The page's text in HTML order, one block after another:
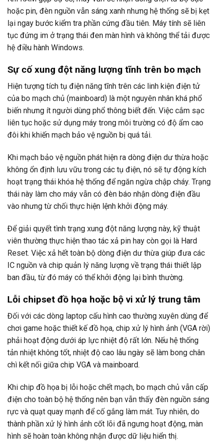
hoặc pin, đèn nguồn vẫn sáng xanh nhưng hệ thống sẽ bị kẹt
lại ngay bước kiểm tra phần cứng đầu tiên. Máy tính sẽ liên
tục đứng im ở trạng thái đen màn hình và không thể tải được
hệ điều hành Windows.
Sự cố xung đột năng lượng tĩnh trên bo mạch
Hiện tượng tích tụ điện năng tĩnh trên các linh kiện điện tử
của bo mạch chủ (mainboard) là một nguyên nhân khá phổ
biến nhưng ít người dùng phổ thông biết đến. Việc cắm sạc
liên tục hoặc sử dụng máy trong môi trường có độ ẩm cao
đôi khi khiến mạch bảo vệ nguồn bị quá tải.
Khi mạch bảo vệ nguồn phát hiện ra dòng điện dư thừa hoặc
không ổn định lưu vữu trong các tụ điện, nó sẽ tự động kích
hoạt trạng thái khóa hệ thống để ngăn ngừa chập cháy. Trạng
thái này làm cho máy vẫn có đèn báo nhận dòng điện đầu
vào nhưng từ chối thực hiện lệnh khởi động máy.
Để giải quyết tình trạng xung đột năng lượng này, kỹ thuật
viên thường thực hiện thao tác xả pin hay còn gọi là Hard
Reset. Việc xả hết toàn bộ dòng điện dư thừa giúp đưa các
IC nguồn và chip quản lý năng lượng về trạng thái thiết lập
ban đầu, từ đó máy có thể khởi động lại bình thường.
Lỗi chipset đồ họa hoặc bộ vi xử lý trung tâm
Đối với các dòng laptop cấu hình cao thường xuyên dùng để
chơi game hoặc thiết kế đồ họa, chip xử lý hình ảnh (VGA rời)
phải hoạt động dưới áp lực nhiệt độ rất lớn. Nếu hệ thống
tản nhiệt không tốt, nhiệt độ cao lâu ngày sẽ làm bong chân
chì kết nối giữa chip VGA và mainboard.
Khi chip đồ họa bị lỗi hoặc chết mạch, bo mạch chủ vẫn cấp
điện cho toàn bộ hệ thống nên bạn vẫn thấy đèn nguồn sáng
rực và quạt quay mạnh để cố gắng làm mát. Tuy nhiên, do
thành phần xử lý hình ảnh cốt lõi đã ngưng hoạt động, màn
hình sẽ hoàn toàn không nhận được dữ liệu hiển thị.